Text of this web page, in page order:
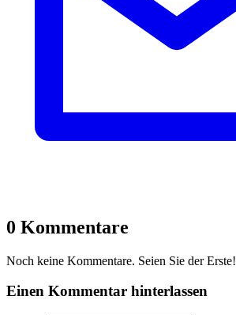
0 Kommentare
Noch keine Kommentare. Seien Sie der Erste!
Einen Kommentar hinterlassen